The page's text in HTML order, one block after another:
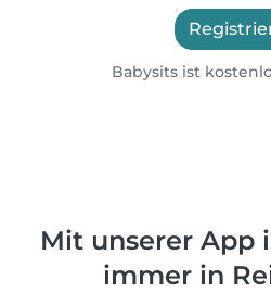
Babysits ist
Mit unserer App
immer in